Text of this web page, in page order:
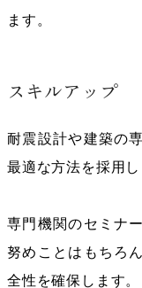
ます。
スキルアップ
耐震設計や建築の
最適な方法を採用し
専門機関のセミナ
努めことはもちろ
全性を確保します。